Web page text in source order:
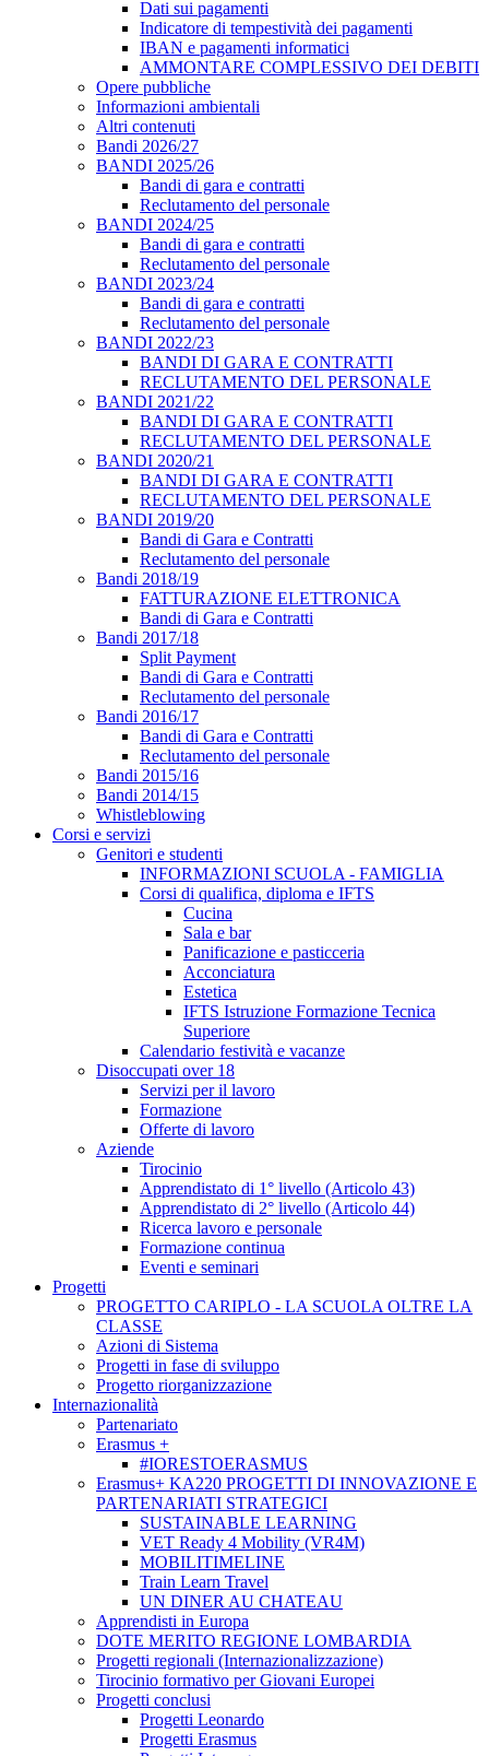
Dati sui pagamenti
Indicatore di tempestività dei pagamenti
IBAN e pagamenti informatici
AMMONTARE COMPLESSIVO DEI DEBITI
Opere pubbliche
Informazioni ambientali
Altri contenuti
Bandi 2026/27
BANDI 2025/26
Bandi di gara e contratti
Reclutamento del personale
BANDI 2024/25
Bandi di gara e contratti
Reclutamento del personale
BANDI 2023/24
Bandi di gara e contratti
Reclutamento del personale
BANDI 2022/23
BANDI DI GARA E CONTRATTI
RECLUTAMENTO DEL PERSONALE
BANDI 2021/22
BANDI DI GARA E CONTRATTI
RECLUTAMENTO DEL PERSONALE
BANDI 2020/21
BANDI DI GARA E CONTRATTI
RECLUTAMENTO DEL PERSONALE
BANDI 2019/20
Bandi di Gara e Contratti
Reclutamento del personale
Bandi 2018/19
FATTURAZIONE ELETTRONICA
Bandi di Gara e Contratti
Bandi 2017/18
Split Payment
Bandi di Gara e Contratti
Reclutamento del personale
Bandi 2016/17
Bandi di Gara e Contratti
Reclutamento del personale
Bandi 2015/16
Bandi 2014/15
Whistleblowing
Corsi e servizi
Genitori e studenti
INFORMAZIONI SCUOLA - FAMIGLIA
Corsi di qualifica, diploma e IFTS
Cucina
Sala e bar
Panificazione e pasticceria
Acconciatura
Estetica
IFTS Istruzione Formazione Tecnica
Superiore
Calendario festività e vacanze
Disoccupati over 18
Servizi per il lavoro
Formazione
Offerte di lavoro
Aziende
Tirocinio
Apprendistato di 1° livello (Articolo 43)
Apprendistato di 2° livello (Articolo 44)
Ricerca lavoro e personale
Formazione continua
Eventi e seminari
Progetti
PROGETTO CARIPLO - LA SCUOLA OLTRE LA
CLASSE
Azioni di Sistema
Progetti in fase di sviluppo
Progetto riorganizzazione
Internazionalità
Partenariato
Erasmus +
#IORESTOERASMUS
Erasmus+ KA220 PROGETTI DI INNOVAZIONE E
PARTENARIATI STRATEGICI
SUSTAINABLE LEARNING
VET Ready 4 Mobility (VR4M)
MOBILITIMELINE
Train Learn Travel
UN DINER AU CHATEAU
Apprendisti in Europa
DOTE MERITO REGIONE LOMBARDIA
Progetti regionali (Internazionalizzazione)
Tirocinio formativo per Giovani Europei
Progetti conclusi
Progetti Leonardo
Progetti Erasmus